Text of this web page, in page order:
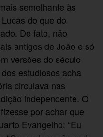
semelhante às
do que do
De fato, não
antigos de João e só
versões do século
estudiosos acha
circulava nas
independente. O
por achar que
Evangelho: “Eu